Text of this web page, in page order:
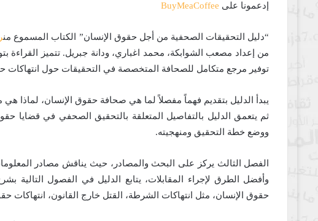
إدعمونا على BuyMeaCoffee
“دليل التحقيقات الصحفية من أجل حقوق الإنسان” الكتاب المسموع من
من إعداد مصعب الشوابكة، محمد اغباري، ودانة جبريل. تتميز
توفير مرجع متكامل للصحافة المتخصصة في التحقيقات حول انتهاكات
يبدأ الدليل بتقديم فهماً مفصلاً لما هي صحافة حقوق الإنسان، لماذا
ثم يتعمق الدليل بالتفاصيل المتعلقة بالتحقيق الصحفي في قضايا حقوق
ووضع خطة التحقيق ومنهجيته.
الفصل الثالث يركز على البحث والمصادر، حيث يناقش مصادر
وأفضل الطرق لإجراء المقابلات، يتابع الدليل في الفصول
حقوق الإنسان، مثل انتهاكات الشرطة، القتل خارج القانون، انتهاكات